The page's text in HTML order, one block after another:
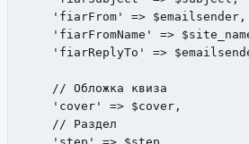
    'fiarFrom' => $emailsender,
'fiarFromName' =>
'fiarReplyTo' =>
    // Обложка квиза
    'cover' => $cover,
    // Раздел